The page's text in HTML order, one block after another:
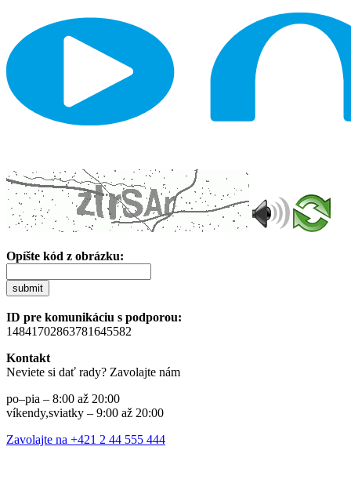
Opíšte kód z obrázku:
submit
ID pre komunikáciu s podporou:
14841702863781645582
Kontakt
Neviete si dať rady? Zavolajte nám
po–pia – 8:00 až 20:00
víkendy,sviatky – 9:00 až 20:00
Zavolajte na +421 2 44 555 444